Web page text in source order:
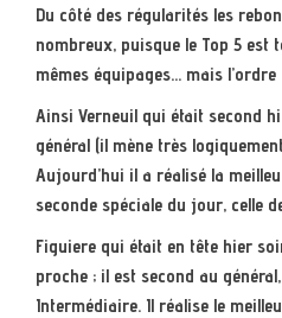
Du côté des régularités les
nombreux, puisque le Top 5 est
mêmes équipages… mais
Ainsi Verneuil qui était second
général (il mène très
Aujourd’hui il a réalisé la
seconde spéciale du jour, celle
Figuiere qui était en tête hier
proche ; il est second au
Intermédiaire. Il réalise le